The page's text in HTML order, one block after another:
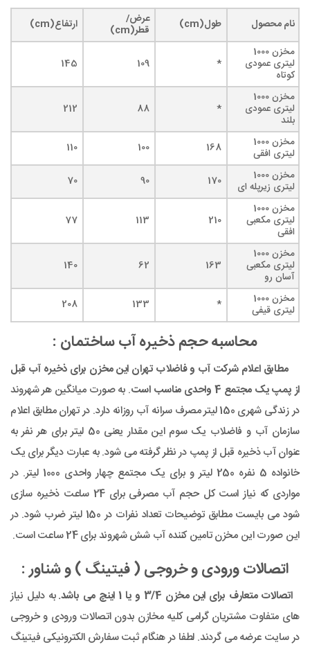
نام محصول طول(cm) عرض/
قطر(cm)
ارتفاع(cm)
مخزن 1000
لیتری عمودی
کوتاه
*
109
145
مخزن 1000
لیتری عمودی
بلند
*
88
212
مخزن 1000
لیتری افقی 168
100
110
مخزن 1000
لیتری زیرپله ای 170
90
70
مخزن 1000
لیتری مکعبی
افقی
210
113
77
مخزن 1000
لیتری مکعبی
آسان رو
163
62
140
مخزن 1000
لیتری قیفی *
133
208
محاسبه حجم ذخیره آب ساختمان :
مطابق اعلام شرکت آب و فاضلاب تهران این مخزن برای ذخیره آب قبل
از پمپ یک مجتمع 4 واحدی مناسب است
. به صورت میانگین هر شهروند
در زندگی شهری 150 لیتر مصرف سرانه آب روزانه دارد. در تهران مطابق اعلام
سازمان آب و فاضلاب یک سوم این مقدار یعنی 50 لیتر برای هر نفر به
عنوان آب ذخیره قبل از پمپ در نظر گرفته می شود. به عبارت دیگر برای یک
خانواده 5 نفره 250 لیتر و برای یک مجتمع چهار واحدی 1000 لیتر. در
مواردی که نیاز است کل حجم آب مصرفی برای 24 ساعت ذخیره سازی
شود می بایست مطابق توضیحات تعداد نفرات در 150 لیتر ضرب شود. در
این صورت این مخزن تامین کننده آب شش شهروند برای 24 ساعت است.
اتصالات ورودی و خروجی ( فیتینگ ) و شناور :
اتصالات متعارف برای این مخزن 3/4 و یا 1 اینچ می باشد.
به دلیل نیاز
های متفاوت مشتریان گرامی کلیه مخازن بدون اتصالات ورودی و خروجی
در سایت عرضه می گردند. لطفا در هنگام ثبت سفارش الکترونیکی فیتینگ